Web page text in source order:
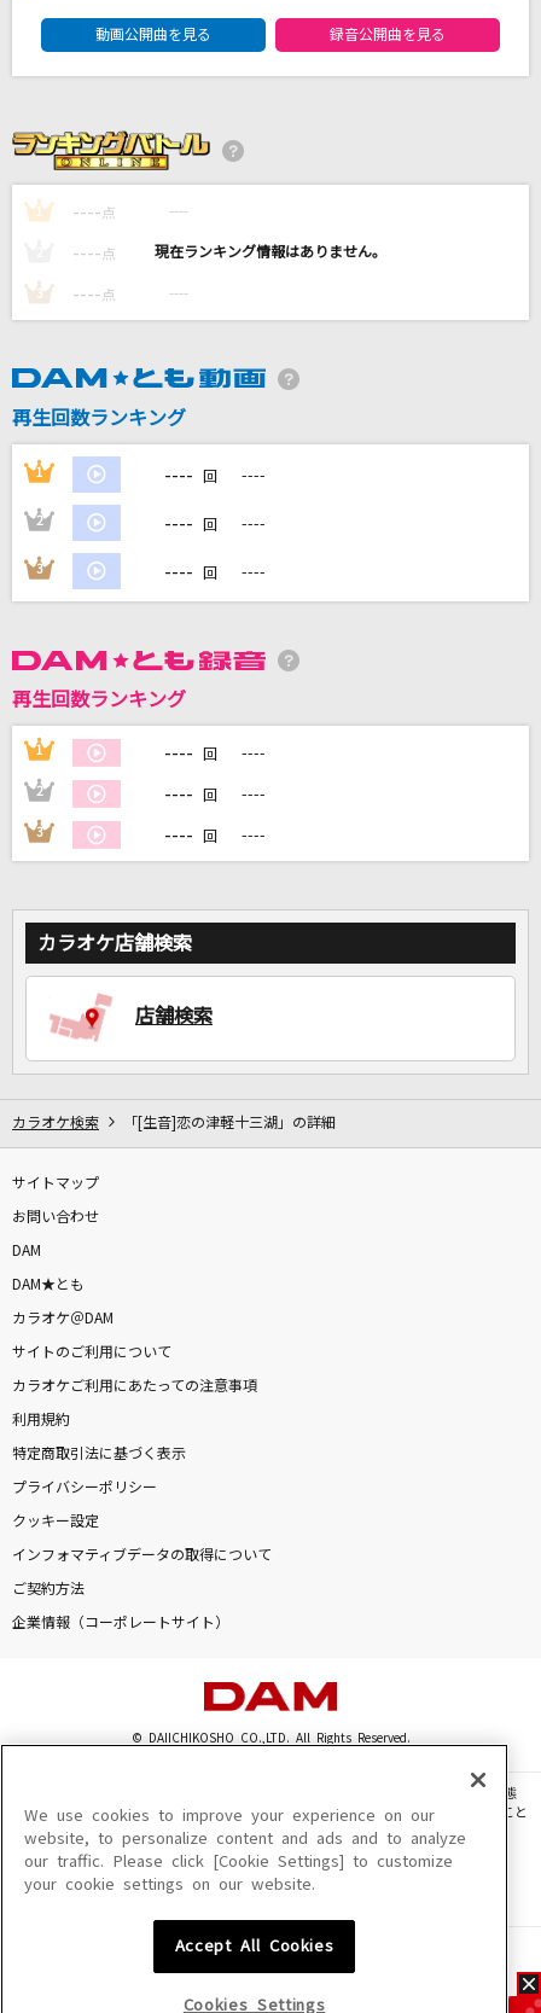
ストーカーの唄～3丁目、貴方の家～
影
柴咲コウ
DAMの新曲・ランキングなど
カラオケ最新情報をチェック！
カラオケをもっと楽しもう！
動画公開曲を見る 録音公開曲を見る
1 ---- 点 ----
---- 点 ----
3 ---- 点 ----
再生回数ランキング
1 ---- 回 ----
2 ---- 回 ----
3 ---- 回 ----
再生回数ランキング
1 ---- 回 ----
2 ---- 回 ----
3 ---- 回 ----
カラオケ店舗検索
店舗検索
カラオケ検索 「[生音]恋の津軽十三湖」の詳細
サイトマップ
お問い合わせ
DAM
DAM★とも
カラオケ＠DAM
サイトのご利用について
カラオケご利用にあたっての注意事項
利用規約
特定商取引法に基づく表示
プライバシーポリシー
クッキー設定
インフォマティブデータの取得について
ご契約方法
企業情報（コーポレートサイト）
© DAIICHIKOSHO CO.,LTD. All Rights Reserved.
このサイトに掲載されている一切の文章・画像・写真・動画・音声等を、手段や形態
を問わず、著作権法の定める範囲を超えて無断で複製、転載、ファイル化などすること
を禁じます。
楽曲及びコンテンツは、機種によりご利用いただけない場合があります。
楽曲及びコンテンツの配信日、配信内容が変更になる場合があります。
We use cookies to improve your experience on our
website, to personalize content and ads and to analyze
our traffic. Please click [Cookie Settings] to customize
your cookie settings on our website.
Accept All Cookies
Cookies Settings